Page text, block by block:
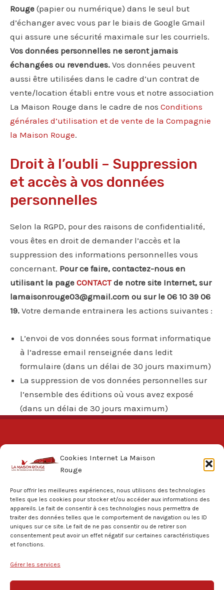
Cookies Internet La Maison
Rouge
Pour offrir les meilleures expériences, nous utilisons des technologies
telles que les cookies pour stocker et/ou accéder aux informations des
appareils. Le fait de consentir à ces technologies nous permettra de
traiter des données telles que le comportement de navigation ou les ID
uniques sur ce site. Le fait de ne pas consentir ou de retirer son
consentement peut avoir un effet négatif sur certaines caractéristiques
et fonctions.
Gérer les services
Rouge (papier ou numérique) dans le seul but
d’échanger avec vous par le biais de Google Gmail
qui assure une sécurité maximale sur les courriels.
Vos données personnelles ne seront jamais
échangées ou revendues. Vos données peuvent
aussi être utilisées dans le cadre d’un contrat de
vente/location établi entre vous et notre association
La Maison Rouge dans le cadre de nos Conditions
générales d’utilisation et de vente de la Compagnie
la Maison Rouge.
Droit à l’oubli – Suppression
et accès à vos données
personnelles
Selon la RGPD, pour des raisons de confidentialité,
vous êtes en droit de demander l’accès et la
suppression des informations personnelles vous
concernant. Pour ce faire, contactez-nous en
utilisant la page CONTACTde notre site Internet, sur
lamaisonrouge03@gmail.com ou sur le 06 10 39 06
19. Votre demande entrainera les actions suivantes :
L’envoi de vos données sous format informatique
à l’adresse email renseignée dans ledit
formulaire (dans un délai de 30 jours maximum)
La suppression de vos données personnelles sur
l’ensemble des éditions où vous avez exposé
(dans un délai de 30 jours maximum)
La Maison Rouge
Activités